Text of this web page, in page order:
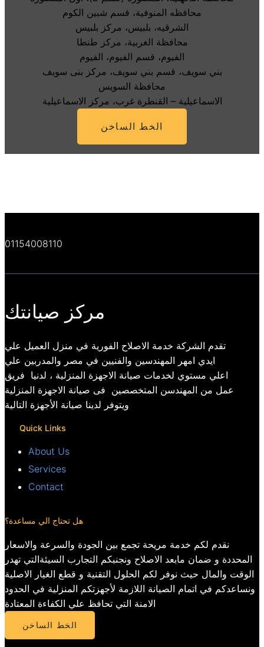
محافظه المنوفية، قسم شبين الكوم
الشرقيه، بلبيس، مركز بلبيس
محافظة الغربية، مركز طنطا
الفيوم، قسم الفيوم، الفيوم
بني سويف، قسم بني سويف، مركز بنى سويف
محافظة السويس
الاسماعيلية – القنطرة غرب، مركز الاسماعيلية
الخط الساخن
01154008110
مركز صيانتك
تقدم الشركة خدمة الاصلاح الفورية في منزل العميل علي
ايدي امهر المهندسين والفنيين في مصر والمدربين علي
اعلي مستوي لخدمات صيانة الاجهزة المنزلية ، لدنيا فريق
عمل من المهندسن المتخصصين فى صيانة الاجهزة المنزلية
ويتوفر لدينا صيانة الأجهزة التالية
Quick Links
About Us
Services
Contact
هل تحتاج الي مساعدة؟
نقدم لكم خدمة مريحة تجمع بين الجودة والسرعة والاسعار
المحددة و ضمان مابعد الاصلاح ونجنبكم التجارب السيئةالتي تهدر
الوقت والمال حيث نوفر لكم الحلول التقنية و قطع الغيار الاصلية
ونساعدكم في اتمام الصيانة اللازمة لأجهزتكم المنزلية في الحدود
الامنة التي تحافظ علي الكفاءة المعتادة
الخط الساخن